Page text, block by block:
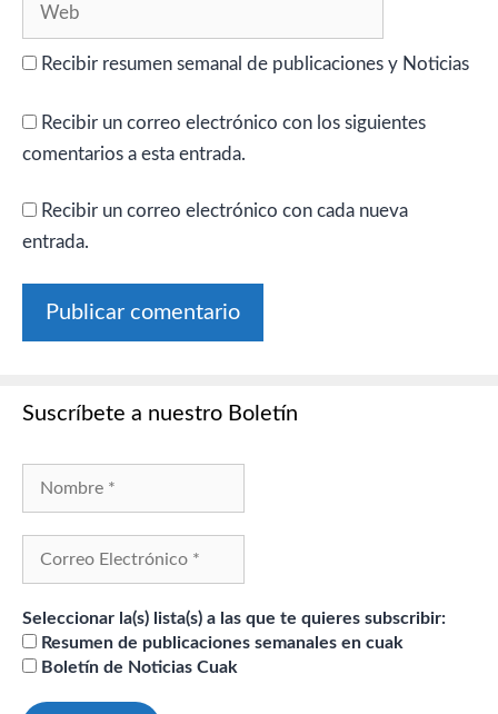
Recibir resumen semanal de publicaciones y Noticias
Recibir un correo electrónico con los siguientes
comentarios a esta entrada.
Recibir un correo electrónico con cada nueva
entrada.
Suscríbete a nuestro Boletín
Seleccionar la(s) lista(s) a las que te quieres subscribir:
Resumen de publicaciones semanales en cuak
Boletín de Noticias Cuak